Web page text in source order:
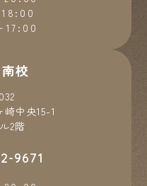
校
中央15-1
2階
9671